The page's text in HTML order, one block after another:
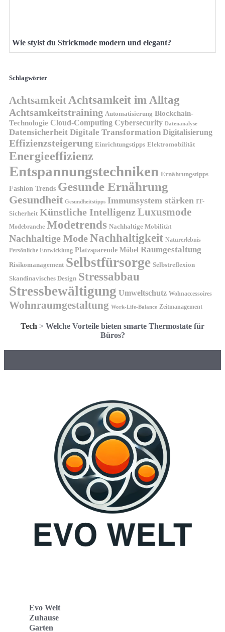
Wie stylst du Strickmode modern und elegant?
Schlagwörter
Achtsamkeit Achtsamkeit im Alltag
Achtsamkeitstraining Automatisierung Blockchain-
Technologie Cloud-Computing Cybersecurity Datenanalyse
Datensicherheit Digitale Transformation Digitalisierung
Effizienzsteigerung Einrichtungstipps Elektromobilität
Energieeffizienz
Entspannungstechniken Ernährungstipps
Fashion Trends Gesunde Ernährung
Gesundheit Gesundheitstipps Immunsystem stärken IT-
Sicherheit Künstliche IntelligenzLuxusmode
Modebranche Modetrends Nachhaltige Mobilität
Nachhaltige ModeNachhaltigkeit Naturerlebnis
Persönliche Entwicklung Platzsparende Möbel Raumgestaltung
Risikomanagement Selbstfürsorge Selbstreflexion
Skandinavisches Design Stressabbau
Stressbewältigung Umweltschutz Wohnaccessoires
Wohnraumgestaltung Work-Life-Balance Zeitmanagement
Tech > Welche Vorteile bieten smarte Thermostate für
Büros?
Evo Welt
Zuhause
Garten